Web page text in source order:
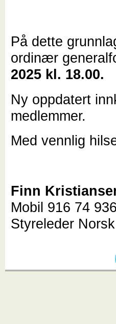
På dette
ordinær
2025 kl. 18.00.
Ny oppdatert
medlemmer.
Med vennlig
Finn
Mobil 916 74 936
Styreleder